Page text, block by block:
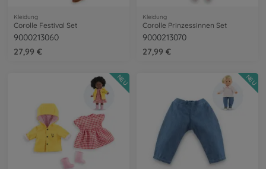
Kleidung
Corolle Festival Set
9000213060
27,99 €
Kleidung
Corolle Prinzessinnen Set
9000213070
27,99 €
NEU NEU